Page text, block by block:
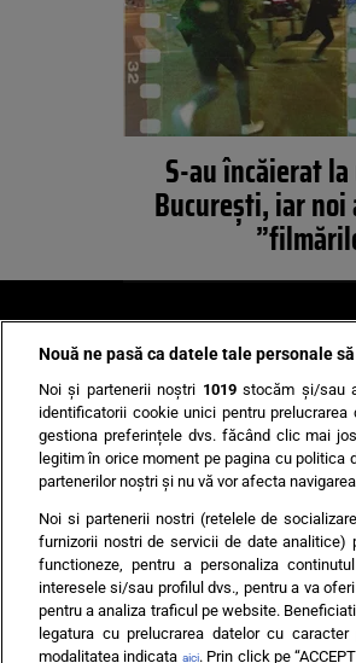
S-au încăierat
București, iar noi
AI UN PONT?
Echipa
Nouă ne pasă ca datele tale personale
Noi și partenerii noștri 1019stocăm și/sau
identificatorii cookie unici pentru
gestiona preferințele dvs. făcând clic mai
legitim în orice moment pe pagina cu politica
partenerilor noștri și nu vă vor afecta
Noi si partenerii nostri (retelele de
furnizorii nostri de servicii de date analitice)
functioneze, pentru a personaliza
interesele si/sau profilul dvs., pentru a va
pentru a analiza traficul pe website.
legatura cu prelucrarea datelor cu
modalitatea indicata aici. Prin click pe